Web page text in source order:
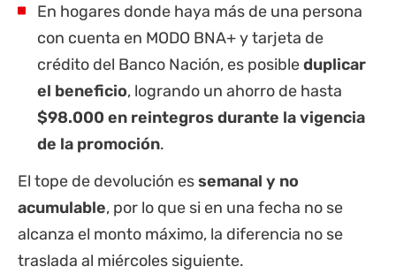
En hogares donde haya más de una persona
con cuenta en MODO BNA+ y tarjeta de
crédito del Banco Nación, es posibleduplicar
el beneficio, logrando un ahorro de hasta
$98.000 en reintegros durante la vigencia
de la promoción.
El tope de devolución essemanal y no
acumulable, por lo que si en una fecha no se
alcanza el monto máximo, la diferencia no se
traslada al miércoles siguiente.